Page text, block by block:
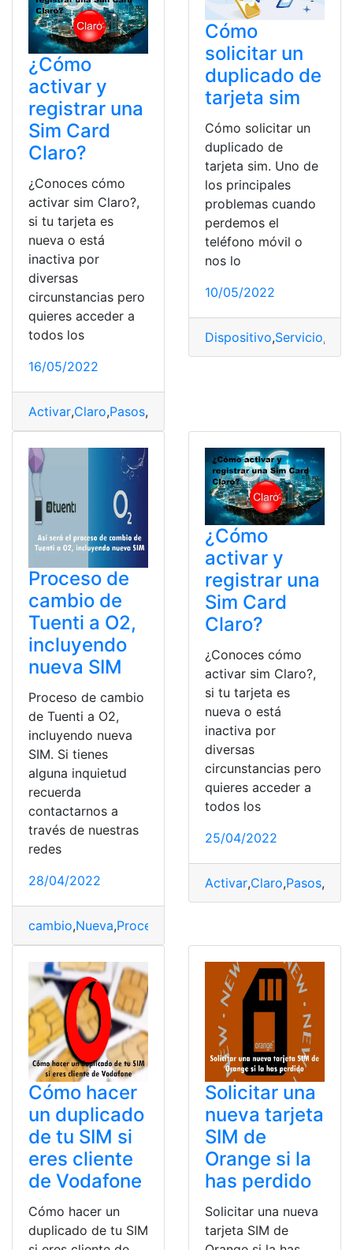
¿Cómo
activar y
registrar una
Sim Card
Claro?
¿Conoces cómo
activar sim Claro?,
si tu tarjeta es
nueva o está
inactiva por
diversas
circunstancias pero
quieres acceder a
todos los
16/05/2022
Activar,Claro,Pasos,
Cómo
solicitar un
duplicado de
tarjeta sim
Cómo solicitar un
duplicado de
tarjeta sim. Uno de
los principales
problemas cuando
perdemos el
teléfono móvil o
nos lo
10/05/2022
Dispositivo,Servicio,
Proceso de
cambio de
Tuenti a O2,
incluyendo
nueva SIM
Proceso de cambio
de Tuenti a O2,
incluyendo nueva
SIM. Si tienes
alguna inquietud
recuerda
contactarnos a
través de nuestras
redes
28/04/2022
cambio,Nueva,Proceso
¿Cómo
activar y
registrar una
Sim Card
Claro?
¿Conoces cómo
activar sim Claro?,
si tu tarjeta es
nueva o está
inactiva por
diversas
circunstancias pero
quieres acceder a
todos los
25/04/2022
Activar,Claro,Pasos,
Cómo hacer
un duplicado
de tu SIM si
eres cliente
de Vodafone
Cómo hacer un
duplicado de tu SIM
Solicitar una
nueva tarjeta
SIM de
Orange si la
has perdido
Solicitar una nueva
tarjeta SIM de